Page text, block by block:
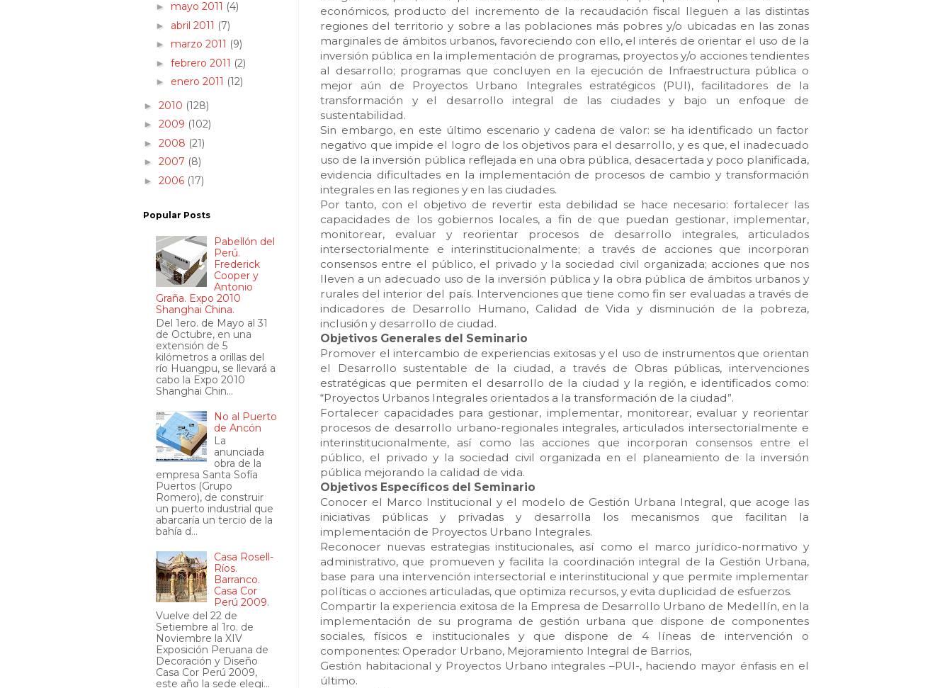
económicos, producto del incremento de la recaudación fiscal lleguen a las distintas
regiones del territorio y sobre a las poblaciones más pobres y/o ubicadas en las zonas
marginales de ámbitos urbanos, favoreciendo con ello, el interés de orientar el uso de la
inversión pública en la implementación de programas, proyectos y/o acciones tendientes
al desarrollo; programas que concluyen en la ejecución de Infraestructura pública o
mejor aún de Proyectos Urbano Integrales estratégicos (PUI), facilitadores de la
transformación y el desarrollo integral de las ciudades y bajo un enfoque de
sustentabilidad.
Sin embargo, en este último escenario y cadena de valor: se ha identificado un factor
negativo que impide el logro de los objetivos para el desarrollo, y es que, el inadecuado
uso de la inversión pública reflejada en una obra pública, desacertada y poco planificada,
evidencia dificultades en la implementación de procesos de cambio y transformación
integrales en las regiones y en las ciudades.
Por tanto, con el objetivo de revertir esta debilidad se hace necesario: fortalecer las
capacidades de los gobiernos locales, a fin de que puedan gestionar, implementar,
monitorear, evaluar y reorientar procesos de desarrollo integrales, articulados
intersectorialmente e interinstitucionalmente; a través de acciones que incorporan
consensos entre el público, el privado y la sociedad civil organizada; acciones que nos
lleven a un adecuado uso de la inversión pública y la obra pública de ámbitos urbanos y
rurales del interior del país. Intervenciones que tiene como fin ser evaluadas a través de
indicadores de Desarrollo Humano, Calidad de Vida y disminución de la pobreza,
inclusión y desarrollo de ciudad.
Objetivos Generales del Seminario
Promover el intercambio de experiencias exitosas y el uso de instrumentos que orientan
el Desarrollo sustentable de la ciudad, a través de Obras públicas, intervenciones
estratégicas que permiten el desarrollo de la ciudad y la región, e identificados como:
“Proyectos Urbanos Integrales orientados a la transformación de la ciudad”.
Fortalecer capacidades para gestionar, implementar, monitorear, evaluar y reorientar
procesos de desarrollo urbano-regionales integrales, articulados intersectorialmente e
interinstitucionalmente, así como las acciones que incorporan consensos entre el
público, el privado y la sociedad civil organizada en el planeamiento de la inversión
pública mejorando la calidad de vida.
Objetivos Específicos del Seminario
Conocer el Marco Institucional y el modelo de Gestión Urbana Integral, que acoge las
iniciativas públicas y privadas y desarrolla los mecanismos que facilitan la
implementación de Proyectos Urbano Integrales.
Reconocer nuevas estrategias institucionales, así como el marco jurídico-normativo y
administrativo, que promueven y facilita la coordinación integral de la Gestión Urbana,
base para una intervención intersectorial e interinstitucional y que permite implementar
políticas o acciones articuladas, que optimiza recursos, y evita duplicidad de esfuerzos.
Compartir la experiencia exitosa de la Empresa de Desarrollo Urbano de Medellín, en la
implementación de su programa de gestión urbana que dispone de componentes
sociales, físicos e institucionales y que dispone de 4 líneas de intervención o
componentes: Operador Urbano, Mejoramiento Integral de Barrios,
Gestión habitacional y Proyectos Urbano integrales –PUI-, haciendo mayor énfasis en el
último.
► mayo 2011 (4)
► abril 2011 (7)
► marzo 2011 (9)
► febrero 2011 (2)
► enero 2011 (12)
► 2010 (128)
► 2009 (102)
► 2008 (21)
► 2007 (8)
► 2006 (17)
Popular Posts
Pabellón del
Perú.
Frederick
Cooper y
Antonio
Graña. Expo 2010
Shanghai China.
Del 1ero. de Mayo al 31
de Octubre, en una
extensión de 5
kilómetros a orillas del
río Huangpu, se llevará a
cabo la Expo 2010
Shanghai Chin...
No al Puerto
de Ancón
La
anunciada
obra de la
empresa Santa Sofía
Puertos (Grupo
Romero), de construir
un puerto industrial que
abarcaría un tercio de la
bahía d...
Casa Rosell-
Ríos.
Barranco.
Casa Cor
Perú 2009.
Vuelve del 22 de
Setiembre al 1ro. de
Noviembre la XIV
Exposición Peruana de
Decoración y Diseño
Casa Cor Perú 2009,
este año la sede elegi...